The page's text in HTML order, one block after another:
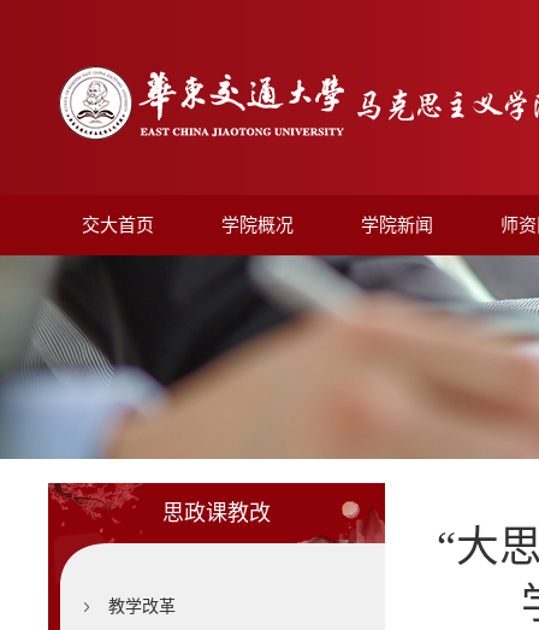
交大首页 学院概况 学院新闻 师
思政课教改
教学改革
“大